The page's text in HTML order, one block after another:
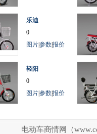
乐迪
0
图片参数报价
轻阳
0
图片参数报价
电动车商情网（